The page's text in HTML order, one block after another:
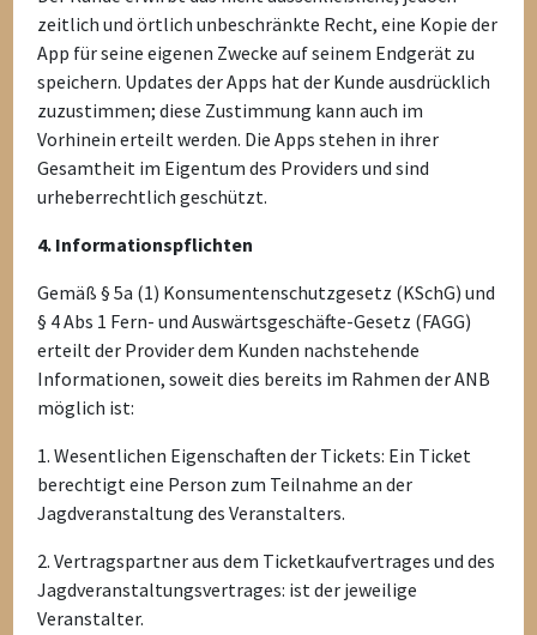
zeitlich und örtlich unbeschränkte Recht, eine Kopie der
App für seine eigenen Zwecke auf seinem Endgerät zu
speichern. Updates der Apps hat der Kunde ausdrücklich
zuzustimmen; diese Zustimmung kann auch im
Vorhinein erteilt werden. Die Apps stehen in ihrer
Gesamtheit im Eigentum des Providers und sind
urheberrechtlich geschützt.
4. Informationspflichten
Gemäß § 5a (1) Konsumentenschutzgesetz (KSchG) und
§ 4 Abs 1 Fern- und Auswärtsgeschäfte-Gesetz (FAGG)
erteilt der Provider dem Kunden nachstehende
Informationen, soweit dies bereits im Rahmen der ANB
möglich ist:
1. Wesentlichen Eigenschaften der Tickets: Ein Ticket
berechtigt eine Person zum Teilnahme an der
Jagdveranstaltung des Veranstalters.
2. Vertragspartner aus dem Ticketkaufvertrages und des
Jagdveranstaltungsvertrages: ist der jeweilige
Veranstalter.